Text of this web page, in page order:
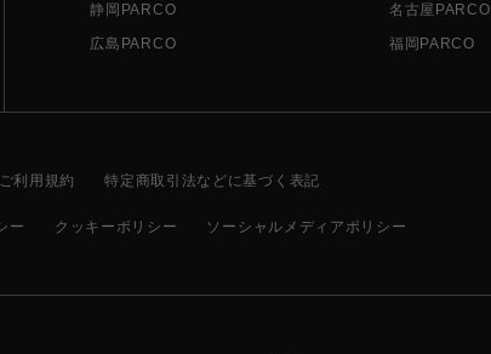
静岡PARCO
名古屋PARCO
広島PARCO
福岡PARCO
ご利用規約 特定商取引法などに基づく表記
ー クッキーポリシー ソーシャルメディアポリシー